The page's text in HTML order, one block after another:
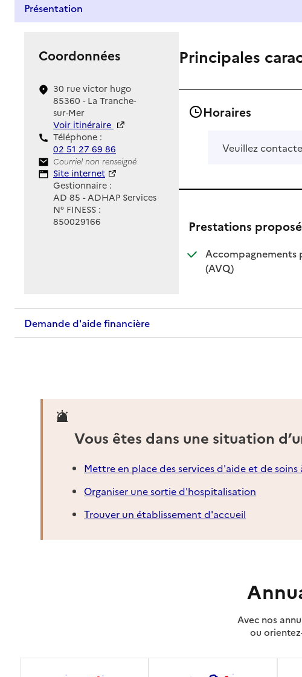
Présentation
Coordonnées
30 rue victor hugo
85360 - La Tranche-
sur-Mer
Voir itinéraire
Téléphone :
02 51 27 69 86
Contact
Courriel non renseigné
Site Internet
Site internet
Gestionnaire :
AD 85 - ADHAP Services
N° FINESS :
850029166
Principales
Horaires
Veuillez
Prestations
Accompagnements
(AVQ)
: disponible
: non disponible
Demande d'aide financière
Vous êtes dans une situation
Mettre en place des services d'aide et de soins
Organiser une sortie d'hospitalisation
Trouver un établissement d'accueil
Avec nos
ou